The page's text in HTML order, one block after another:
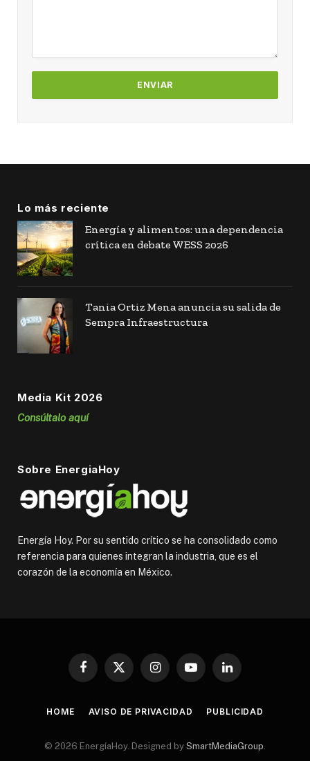
Lo más reciente
Energía y alimentos: una dependencia
crítica en debate WESS 2026
Tania Ortiz Mena anuncia su salida de
Sempra Infraestructura
Media Kit 2026
Consúltalo aquí
Sobre EnergiaHoy
Energía Hoy. Por su sentido crítico se ha consolidado como
referencia para quienes integran la industria, que es el
corazón de la economía en México.
Facebook
X
InstagramYouTubeLinkedIn
HOME AVISO DE PRIVACIDAD PUBLICIDAD
© 2026 EnergíaHoy. Designed by SmartMediaGroup